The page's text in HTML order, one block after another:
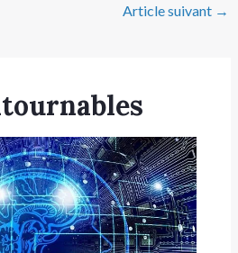
Article suivant →